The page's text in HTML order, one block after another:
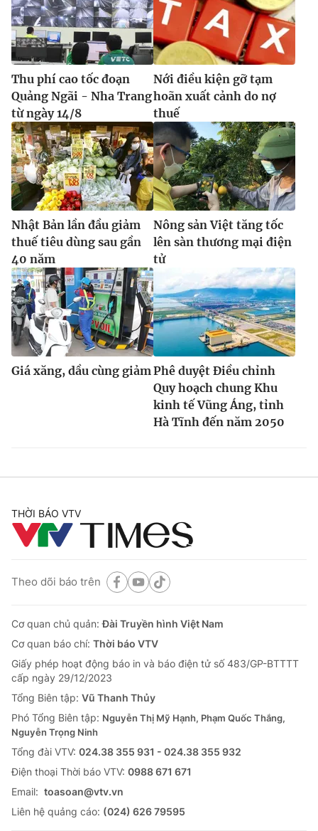
Thu phí cao tốc đoạn
Quảng Ngãi - Nha Trang
từ ngày 14/8
Nới điều kiện gỡ tạm
hoãn xuất cảnh do nợ
thuế
Nhật Bản lần đầu giảm
thuế tiêu dùng sau gần
40 năm
Nông sản Việt tăng tốc
lên sàn thương mại điện
tử
Giá xăng, dầu cùng giảm Phê duyệt Điều chỉnh
Quy hoạch chung Khu
kinh tế Vũng Áng, tỉnh
Hà Tĩnh đến năm 2050
THỜI BÁO VTV
Theo dõi báo trên
Cơ quan chủ quản:Đài Truyền hình Việt Nam
Cơ quan báo chí: Thời báo VTV
Giấy phép hoạt động báo in và báo điện tử số 483/GP-BTTTT
cấp ngày 29/12/2023
Tổng Biên tập: Vũ Thanh Thủy
Phó Tổng Biên tập: Nguyễn Thị Mỹ Hạnh, Phạm Quốc Thắng,
Nguyễn Trọng Ninh
Tổng đài VTV: 024.38 355 931 - 024.38 355 932
Ðiện thoại Thời báo VTV: 0988 671 671
Email: toasoan@vtv.vn
Liên hệ quảng cáo: (024) 626 79595